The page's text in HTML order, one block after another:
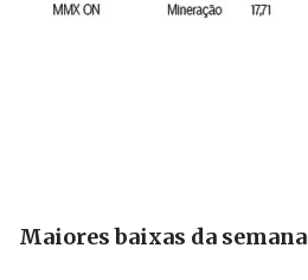
Maiores baixas da semana